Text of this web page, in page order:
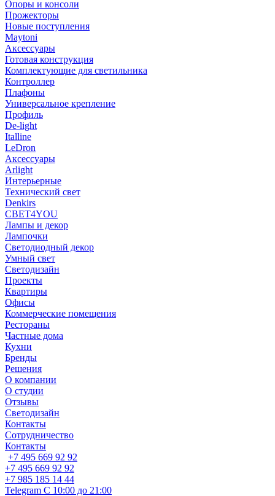
Опоры и консоли
Прожекторы
Новые поступления
Maytoni
Аксессуары
Готовая конструкция
Комплектующие для светильника
Контроллер
Плафоны
Универсальное крепление
Профиль
De-light
Italline
LeDron
Аксессуары
Arlight
Интерьерные
Технический свет
Denkirs
СВЕТ4YOU
Лампы и декор
Лампочки
Светодиодный декор
Умный свет
Светодизайн
Проекты
Квартиры
Офисы
Коммерческие помещения
Рестораны
Частные дома
Кухни
Бренды
Решения
О компании
О студии
Отзывы
Светодизайн
Контакты
Сотрудничество
Контакты
+7 495 669 92 92
+7 495 669 92 92
+7 985 185 14 44
Telegram С 10:00 до 21:00